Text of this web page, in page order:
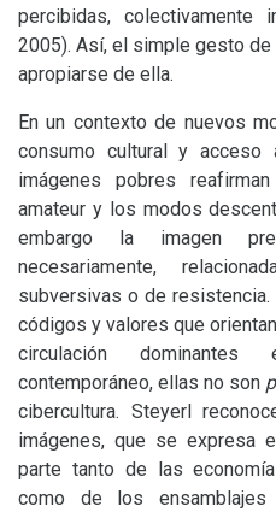
percibidas, colectivamente
2005). Así, el simple gesto de
apropiarse de ella.
En un contexto de nuevos
consumo cultural y acceso
imágenes pobres
amateur y los modos
embargo la imagen
necesariamente,
subversivas o de
códigos y valores que
circulación
contemporáneo, ellas no son
cibercultura. Steyerl
imágenes, que se expresa
parte tanto de las
como de los